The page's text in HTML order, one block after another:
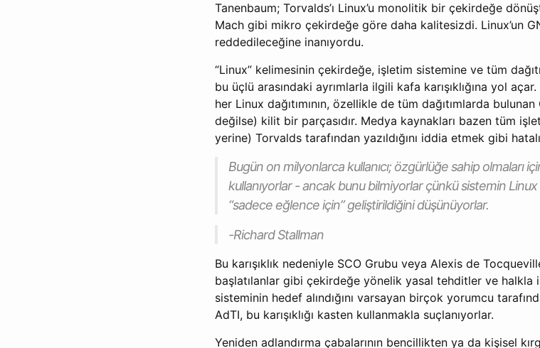
Tanenbaum; Torvalds’ı Linux’u monolitik bir çekirdeğe
Mach gibi mikro çekirdeğe göre daha kalitesizdi. Linux’un
reddedileceğine inanıyordu.
“Linux” kelimesinin çekirdeğe, işletim sistemine ve tüm
bu üçlü arasındaki ayrımlarla ilgili kafa karışıklığına yol
her Linux dağıtımının, özellikle de tüm dağıtımlarda
değilse) kilit bir parçasıdır. Medya kaynakları bazen tüm
yerine) Torvalds tarafından yazıldığını iddia etmek gibi
Bugün on milyonlarca kullanıcı; özgürlüğe sahip olmaları
kullanıyorlar - ancak bunu bilmiyorlar çünkü sistemin
“sadece eğlence için” geliştirildiğini düşünüyorlar.
-Richard Stallman
Bu karışıklık nedeniyle SCO Grubu veya Alexis de
başlatılanlar gibi çekirdeğe yönelik yasal tehditler ve halkla
sisteminin hedef alındığını varsayan birçok yorumcu
AdTI, bu karışıklığı kasten kullanmakla suçlanıyorlar.
Yeniden adlandırma çabalarının bencillikten ya da kişisel